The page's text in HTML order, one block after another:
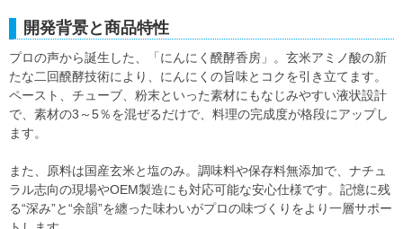
開発背景と商品特性
プロの声から誕生した、「にんにく醗酵香房」。玄米アミノ酸の新
たな二回醗酵技術により、にんにくの旨味とコクを引き立てます。
ペースト、チューブ、粉末といった素材にもなじみやすい液状設計
で、素材の3～5％を混ぜるだけで、料理の完成度が格段にアップし
ます。
また、原料は国産玄米と塩のみ。調味料や保存料無添加で、ナチュ
ラル志向の現場やOEM製造にも対応可能な安心仕様です。記憶に残
る“深み”と“余韻”を纏った味わいがプロの味づくりをより一層サポー